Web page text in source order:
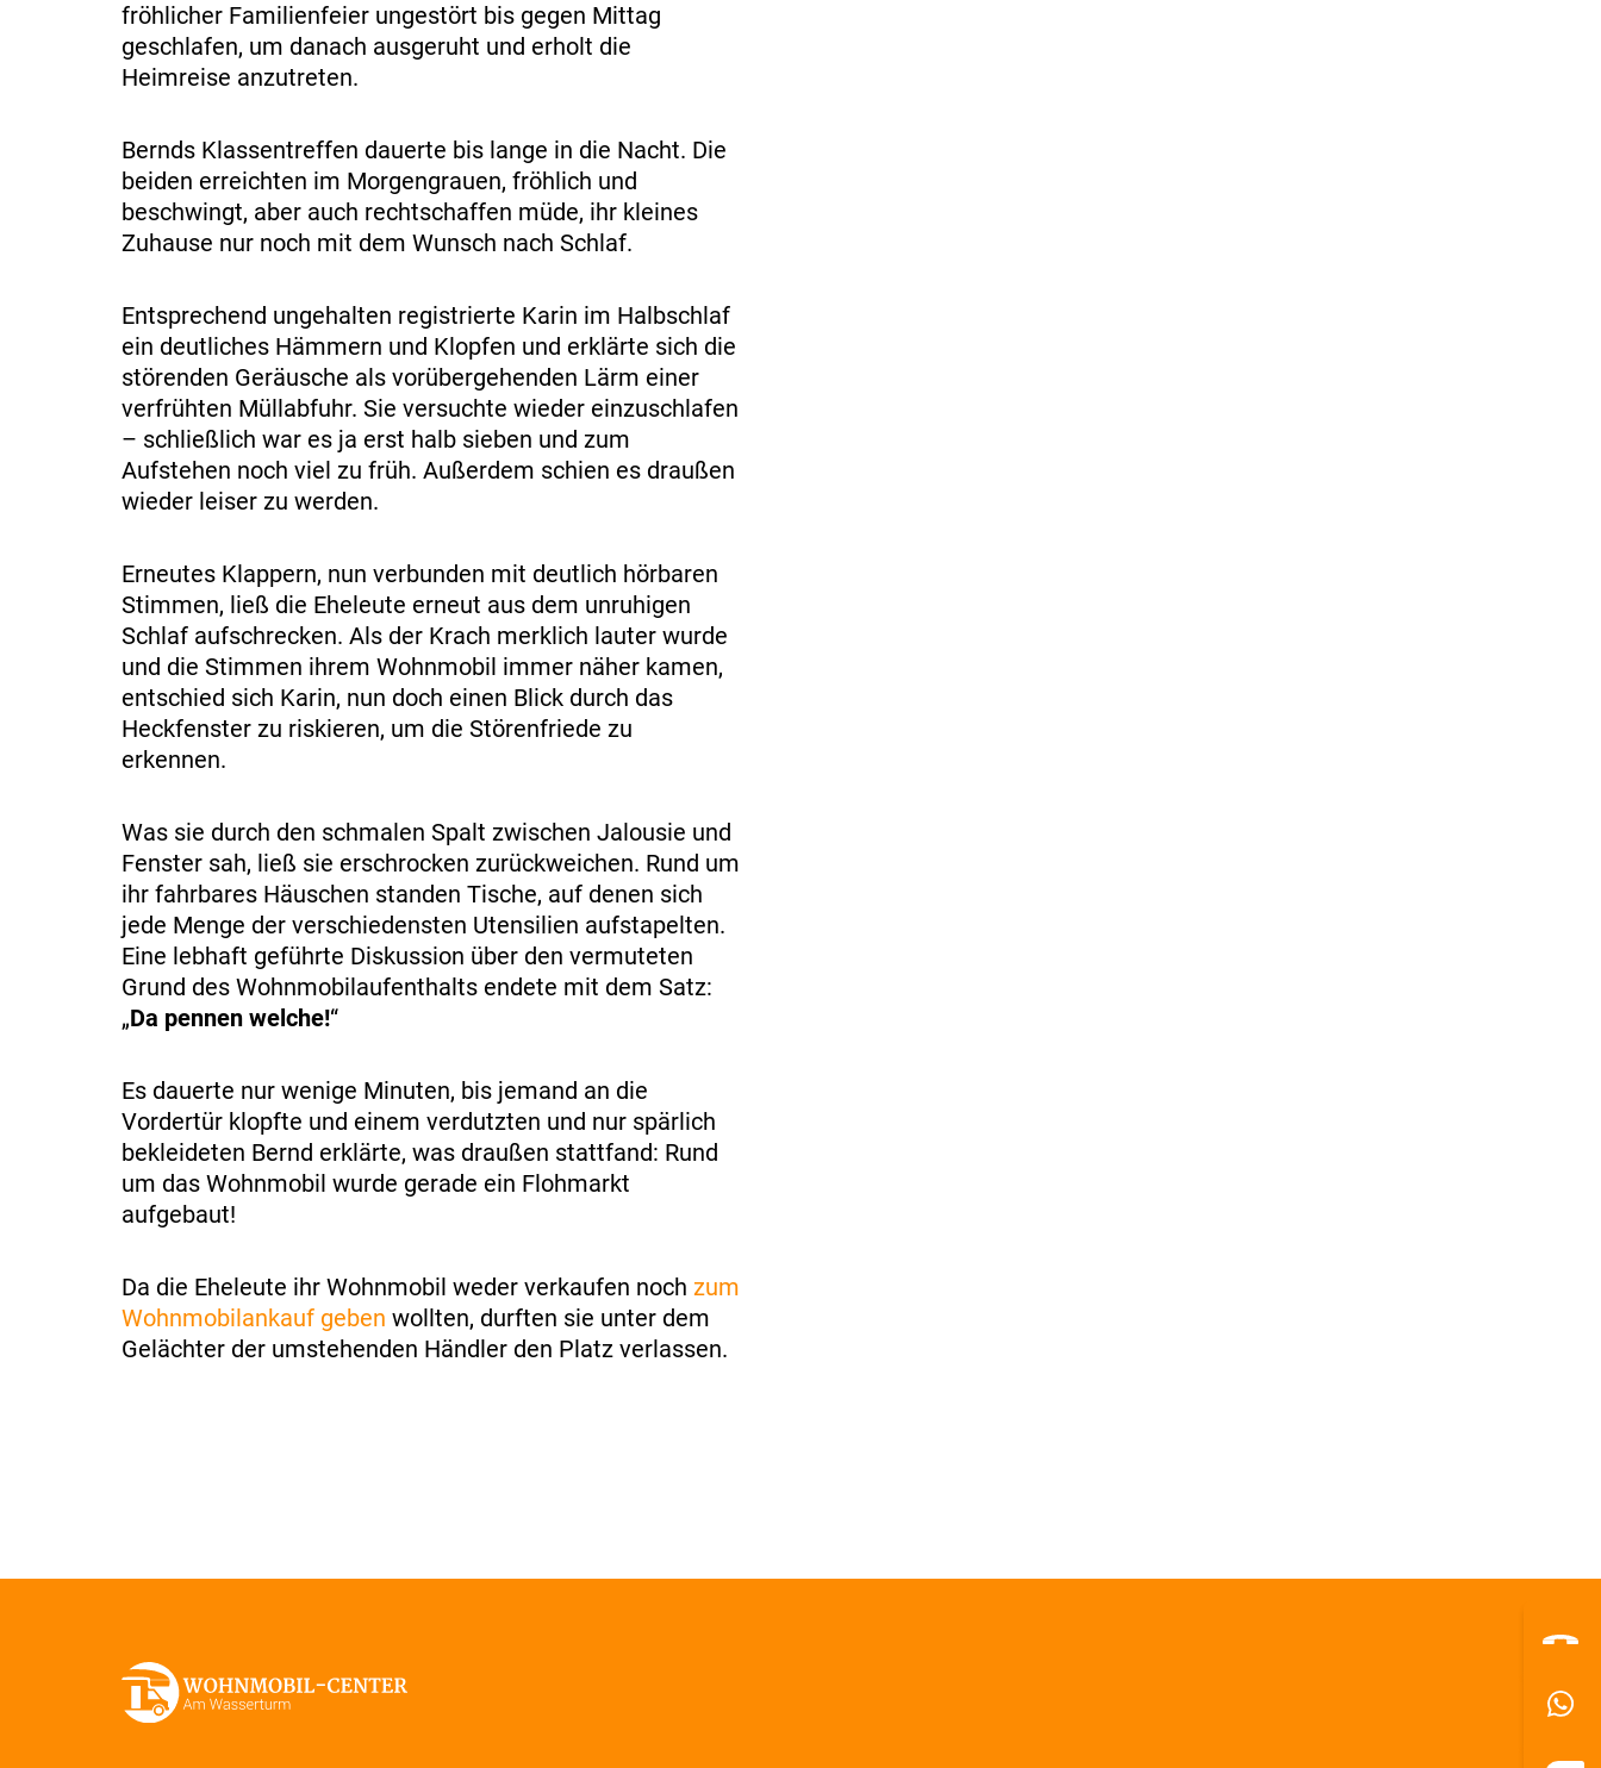
fröhlicher Familienfeier ungestört bis gegen Mittag
geschlafen, um danach ausgeruht und erholt die
Heimreise anzutreten.
Bernds Klassentreffen dauerte bis lange in die Nacht. Die
beiden erreichten im Morgengrauen, fröhlich und
beschwingt, aber auch rechtschaffen müde, ihr kleines
Zuhause nur noch mit dem Wunsch nach Schlaf.
Entsprechend ungehalten registrierte Karin im Halbschlaf
ein deutliches Hämmern und Klopfen und erklärte sich die
störenden Geräusche als vorübergehenden Lärm einer
verfrühten Müllabfuhr. Sie versuchte wieder einzuschlafen
– schließlich war es ja erst halb sieben und zum
Aufstehen noch viel zu früh. Außerdem schien es draußen
wieder leiser zu werden.
Erneutes Klappern, nun verbunden mit deutlich hörbaren
Stimmen, ließ die Eheleute erneut aus dem unruhigen
Schlaf aufschrecken. Als der Krach merklich lauter wurde
und die Stimmen ihrem Wohnmobil immer näher kamen,
entschied sich Karin, nun doch einen Blick durch das
Heckfenster zu riskieren, um die Störenfriede zu
erkennen.
Was sie durch den schmalen Spalt zwischen Jalousie und
Fenster sah, ließ sie erschrocken zurückweichen. Rund um
ihr fahrbares Häuschen standen Tische, auf denen sich
jede Menge der verschiedensten Utensilien aufstapelten.
Eine lebhaft geführte Diskussion über den vermuteten
Grund des Wohnmobilaufenthalts endete mit dem Satz:
„Da pennen welche!“
Es dauerte nur wenige Minuten, bis jemand an die
Vordertür klopfte und einem verdutzten und nur spärlich
bekleideten Bernd erklärte, was draußen stattfand: Rund
um das Wohnmobil wurde gerade ein Flohmarkt
aufgebaut!
Da die Eheleute ihr Wohnmobil weder verkaufen noch zum
Wohnmobilankauf geben wollten, durften sie unter dem
Gelächter der umstehenden Händler den Platz verlassen.